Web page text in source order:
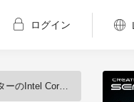
ログイン
i7搭載マシン